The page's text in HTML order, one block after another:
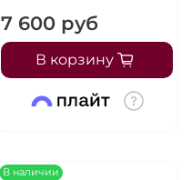
7 600 руб
В корзину
В наличии